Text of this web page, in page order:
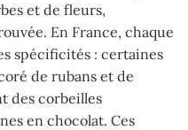
et de fleurs,
En France, chaque
spécificités : certaines
de rubans et de
des corbeilles
en chocolat. Ces